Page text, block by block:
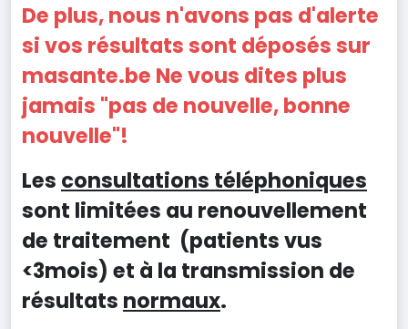
De plus, nous n'avons pas d'alerte
si vos résultats sont déposés sur
masante.be Ne vous dites plus
jamais "pas de nouvelle, bonne
nouvelle"!
Les consultations téléphoniques
sont limitées au renouvellement
de traitement (patients vus
<3mois) et à la transmission de
résultats normaux.